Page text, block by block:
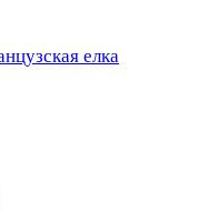
елка